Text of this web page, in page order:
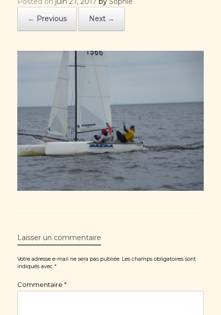
← Previous
Next →
Laisser un commentaire
Votre adresse e-mail ne sera pas publiée. Les champs obligatoires sont
indiqués avec *
Commentaire *